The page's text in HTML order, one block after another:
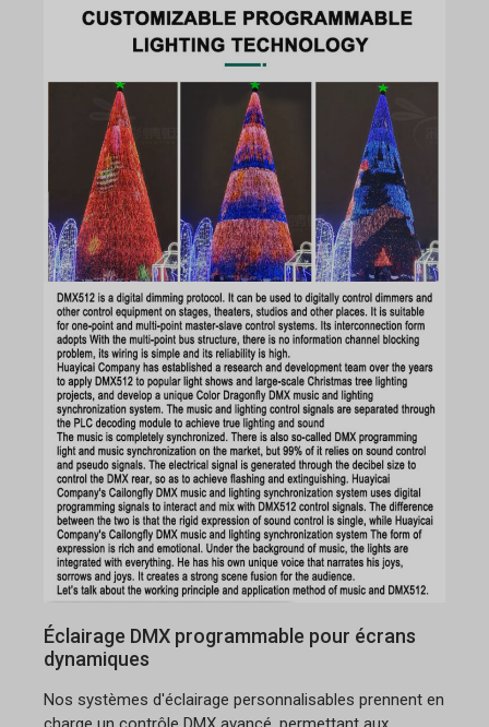
Éclairage DMX programmable pour écrans
dynamiques
Nos systèmes d'éclairage personnalisables prennent en